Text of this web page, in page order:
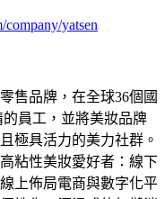
yatsen
售品牌，在全球36個國
員工，並將美妝品牌
極具活力的美力社群。
粘性美妝愛好者：線下
上佈局電商與數字化平